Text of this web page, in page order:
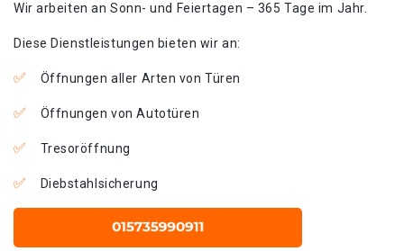
Wir arbeiten an Sonn- und Feiertagen – 365 Tage im Jahr.
Diese Dienstleistungen bieten wir an:
Öffnungen aller Arten von Türen
Öffnungen von Autotüren
Tresoröffnung
Diebstahlsicherung